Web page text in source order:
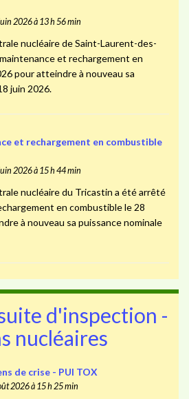
2026 à 13 h 56 min
nucléaire de Saint-Laurent-des-
et rechargement en
pour atteindre à nouveau sa
juin 2026.
et rechargement en combustible
2026 à 15 h 44 min
nucléaire du Tricastin a été arrêté
en combustible le 28
à nouveau sa puissance nominale
d'inspection -
nucléaires
de crise - PUI TOX
2026 à 15 h 25 min